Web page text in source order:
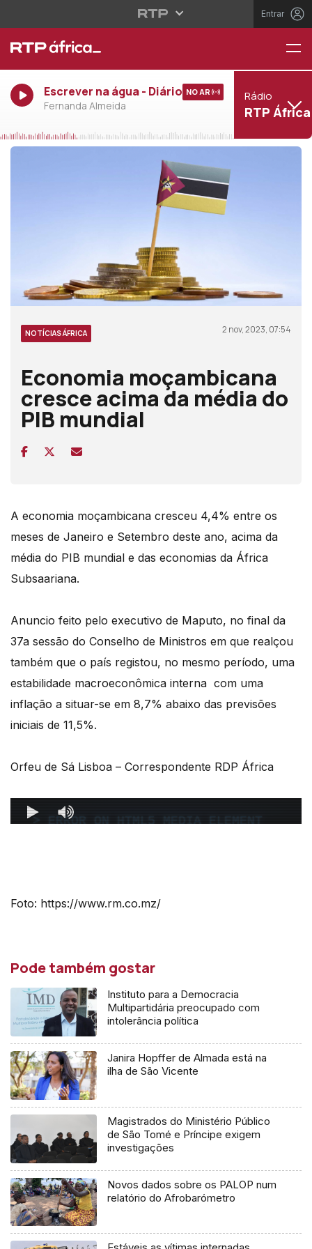
Entrar
Escrever na água - Diário
Fernanda Almeida
NO AR Rádio
RTP África
NOTÍCIAS ÁFRICA 2 nov, 2023, 07:54
Economia moçambicana
cresce acima da média do
PIB mundial
A economia moçambicana cresceu 4,4% entre os
meses de Janeiro e Setembro deste ano, acima da
média do PIB mundial e das economias da África
Subsaariana.
Anuncio feito pelo executivo de Maputo, no final da
37a sessão do Conselho de Ministros em que realçou
também que o país registou, no mesmo período, uma
estabilidade macroeconômica interna com uma
inflação a situar-se em 8,7% abaixo das previsões
iniciais de 11,5%.
Orfeu de Sá Lisboa – Correspondente RDP África
Foto: https://www.rm.co.mz/
Pode também gostar
Instituto para a Democracia
Multipartidária preocupado com
intolerância política
Janira Hopffer de Almada está na
ilha de São Vicente
Magistrados do Ministério Público
de São Tomé e Príncipe exigem
investigações
Novos dados sobre os PALOP num
relatório do Afrobarómetro